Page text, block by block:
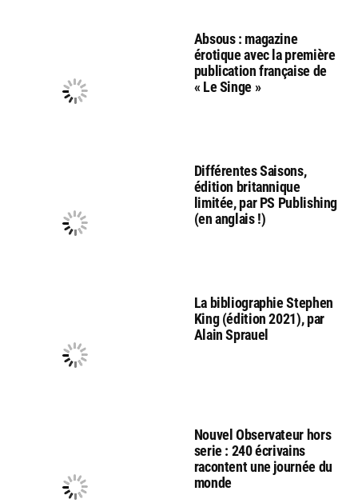
Absous : magazine
érotique avec la première
publication française de
« Le Singe »
Différentes Saisons,
édition britannique
limitée, par PS Publishing
(en anglais !)
La bibliographie Stephen
King (édition 2021), par
Alain Sprauel
Nouvel Observateur hors
serie : 240 écrivains
racontent une journée du
monde